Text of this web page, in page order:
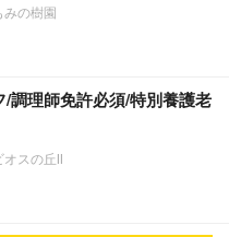
の樹園
/調理師免許必須/特別養護老
スの丘Ⅱ